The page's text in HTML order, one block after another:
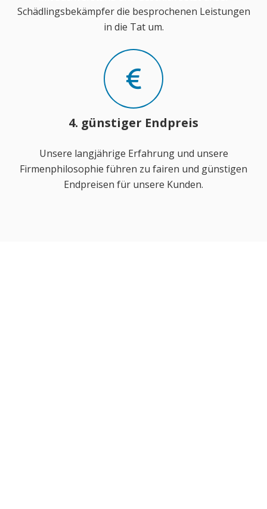
Schädlingsbekämpfer die besprochenen Leistungen
in die Tat um.
4. günstiger Endpreis
Unsere langjährige Erfahrung und unsere
Firmenphilosophie führen zu fairen und günstigen
Endpreisen für unsere Kunden.